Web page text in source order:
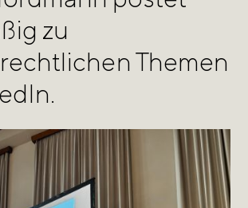
zu
Themen